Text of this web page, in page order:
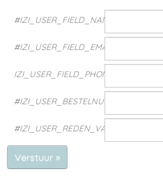
#IZI_USER_FIELD_NAME#
#IZI_USER_FIELD_EMAIL#
IZI_USER_FIELD_PHONE
#IZI_USER_BESTELNUMMER#
Verstuur »